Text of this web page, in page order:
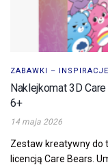
ZABAWKI –
Naklejkomat 3D
6+
14 maja 2026
Zestaw kreatywny do
licencją Care Bears.